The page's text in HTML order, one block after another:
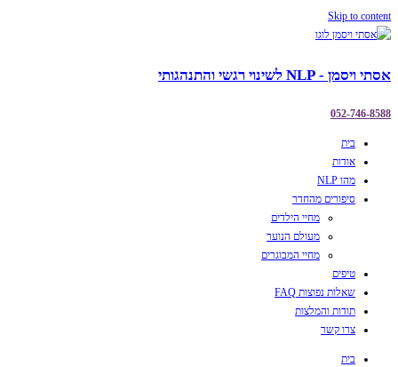
Skip to content
אסתי ויסמן - NLP לשינוי רגשי והתנהגותי
052-746-8588
בית
אודות
מהו NLP
סיפורים מהחדר
מחיי הילדים
מעולם הנוער
מחיי המבוגרים
טיפים
שאלות נפוצות FAQ
תודות והמלצות
צרו קשר
בית